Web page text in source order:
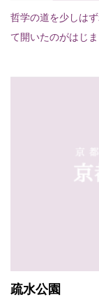
哲学の道を少しは
て開いたのがはじ
む景色はまさに...
疏水公園